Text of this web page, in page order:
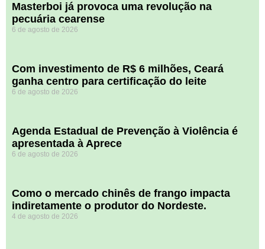
Masterboi já provoca uma revolução na
pecuária cearense
6 de agosto de 2026
Com investimento de R$ 6 milhões, Ceará
ganha centro para certificação do leite
6 de agosto de 2026
Agenda Estadual de Prevenção à Violência é
apresentada à Aprece
6 de agosto de 2026
​Como o mercado chinês de frango impacta
indiretamente o produtor do Nordeste.
4 de agosto de 2026